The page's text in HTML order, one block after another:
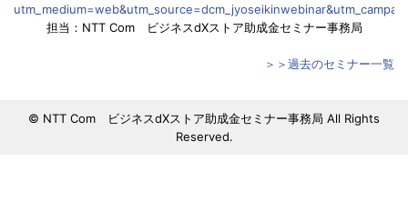
担当：NTT Com ビジネスdXストア助成金セミナー事務局
＞＞過去のセミナー一覧
© NTT Com ビジネスdXストア助成金セミナー事務局 All Rights
Reserved.